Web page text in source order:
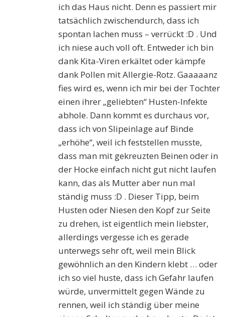
ich das Haus nicht. Denn es passiert mir
tatsächlich zwischendurch, dass ich
spontan lachen muss – verrückt :D . Und
ich niese auch voll oft. Entweder ich bin
dank Kita-Viren erkältet oder kämpfe
dank Pollen mit Allergie-Rotz. Gaaaaanz
fies wird es, wenn ich mir bei der Tochter
einen ihrer „geliebten“ Husten-Infekte
abhole. Dann kommt es durchaus vor,
dass ich von Slipeinlage auf Binde
„erhöhe“, weil ich feststellen musste,
dass man mit gekreuzten Beinen oder in
der Hocke einfach nicht gut nicht laufen
kann, das als Mutter aber nun mal
ständig muss :D . Dieser Tipp, beim
Husten oder Niesen den Kopf zur Seite
zu drehen, ist eigentlich mein liebster,
allerdings vergesse ich es gerade
unterwegs sehr oft, weil mein Blick
gewöhnlich an den Kindern klebt … oder
ich so viel huste, dass ich Gefahr laufen
würde, unvermittelt gegen Wände zu
rennen, weil ich ständig über meine